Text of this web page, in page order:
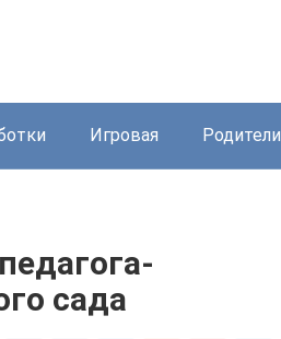
Игровая Родители
сада